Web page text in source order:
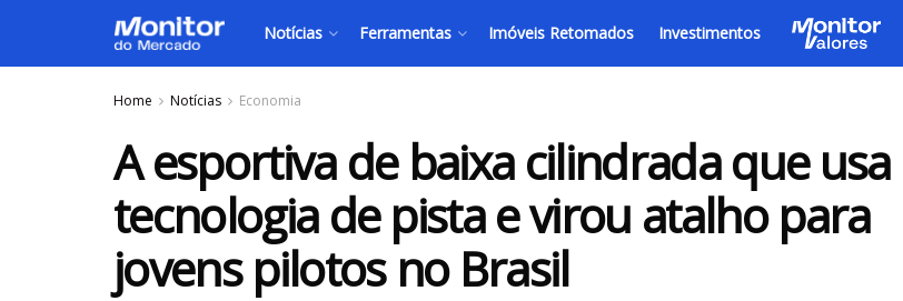
Notícias Ferramentas Imóveis Retomados Investimentos
Home Notícias Economia
A esportiva de baixa cilindrada que usa
tecnologia de pista e virou atalho para
jovens pilotos no Brasil